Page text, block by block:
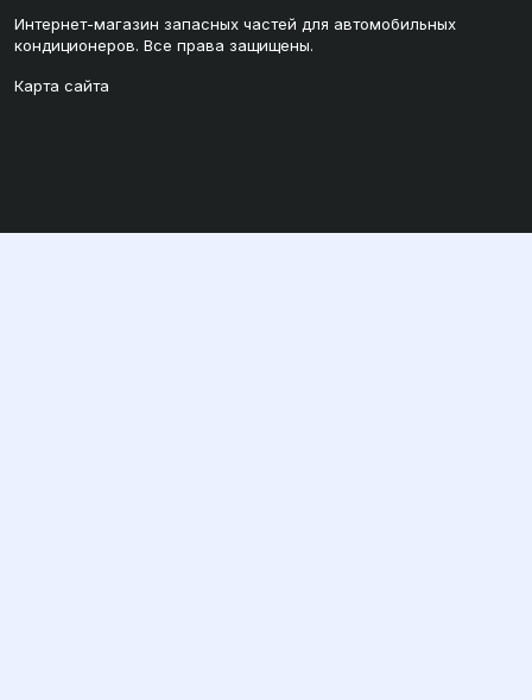
Интернет-магазин запасных частей для автомобильных
кондиционеров. Все права защищены.
Карта сайта